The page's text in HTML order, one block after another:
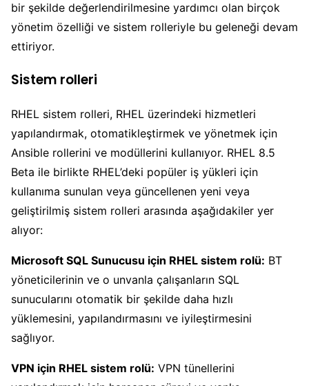
bir şekilde değerlendirilmesine yardımcı olan birçok
yönetim özelliği ve sistem rolleriyle bu geleneği devam
ettiriyor.
Sistem rolleri
RHEL sistem rolleri, RHEL üzerindeki hizmetleri
yapılandırmak, otomatikleştirmek ve yönetmek için
Ansible rollerini ve modüllerini kullanıyor. RHEL 8.5
Beta ile birlikte RHEL’deki popüler iş yükleri için
kullanıma sunulan veya güncellenen yeni veya
geliştirilmiş sistem rolleri arasında aşağıdakiler yer
alıyor:
Microsoft SQL Sunucusu için RHEL sistem rolü: BT
yöneticilerinin ve o unvanla çalışanların SQL
sunucularını otomatik bir şekilde daha hızlı
yüklemesini, yapılandırmasını ve iyileştirmesini
sağlıyor.
VPN için RHEL sistem rolü: VPN tünellerini